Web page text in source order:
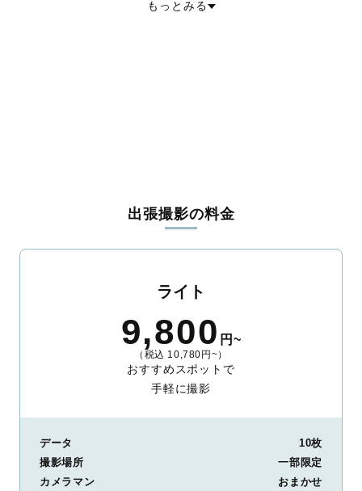
島尻郡南風原町 島尻郡渡嘉敷村
もっとみる
出張撮影の料金
ライト
9,800 円~
（税込 10,780円~）
おすすめスポットで
手軽に撮影
データ
10枚
撮影場所
一部限定
カメラマン
おまかせ